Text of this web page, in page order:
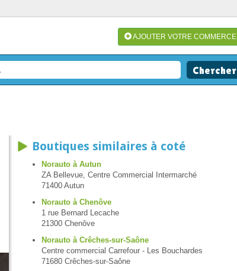
AJOUTER VOTRE COMMERCE
Boutiques similaires à coté
Norauto à Autun
ZA Bellevue, Centre Commercial Intermarché
71400 Autun
Norauto à Chenôve
1 rue Bernard Lecache
21300 Chenôve
Norauto à Crêches-sur-Saône
Centre commercial Carrefour - Les Bouchardes
71680 Crêches-sur-Saône